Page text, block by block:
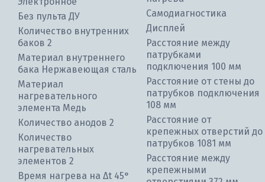
Без пульта ДУ
Количество внутренних
баков 2
Материал внутреннего
бака Нержавеющая сталь
Материал
нагревательного
элемента Медь
Количество анодов 2
Количество
нагревательных
элементов 2
Время нагрева на ∆t 45°
Самодиагностика
Дисплей
Расстояние между
патрубками
подключения 100 мм
Расстояние от стены до
патрубков подключения
108 мм
Расстояние от
крепежных отверстий до
патрубков 1081 мм
Расстояние между
крепежными